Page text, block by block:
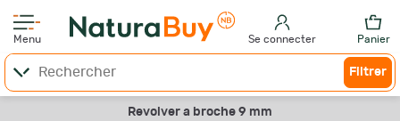
Menu Se connecter Panier
Filtrer
Revolver a broche 9 mm